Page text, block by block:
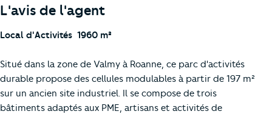
L'avis de l'agent
Local d'Activités  1960 m²
Situé dans la zone de Valmy à Roanne, ce parc d'activités
durable propose des cellules modulables à partir de 197 m²
sur un ancien site industriel. Il se compose de trois
bâtiments adaptés aux PME, artisans et activités de